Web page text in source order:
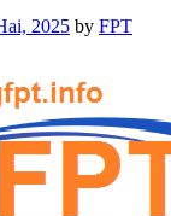
2025 by FPT